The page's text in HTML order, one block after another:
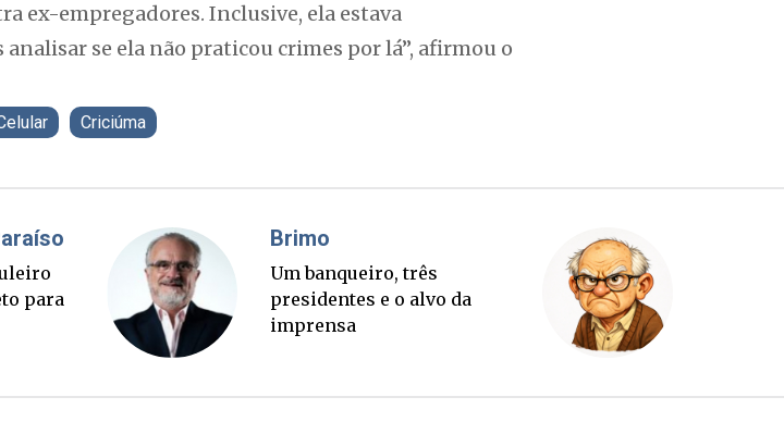
ex-empregadores. Inclusive, ela estava
se ela não praticou crimes por lá”, afirmou o
Criciúma
Bordignon
Garibaldi virou
eleitoral
Cláudio Prisco Paraíso
Sorte lançada e tabuleiro
sucessório completo para